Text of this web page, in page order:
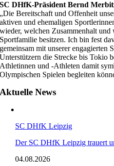
SC DHfK-Präsident Bernd
„Die Bereitschaft und Offenheit
aktiven und ehemaligen
wieder, welchen Zusammenhalt
Sportfamilie besitzen. Ich bin fest
gemeinsam mit unserer engagierten
Unterstützern die Strecke bis Tokio
Athletinnen und -Athleten damit
Olympischen Spielen begleiten
Aktuelle News
SC DHfK Leipzig
Der SC DHfK Leipzig trauert
04.08.2026